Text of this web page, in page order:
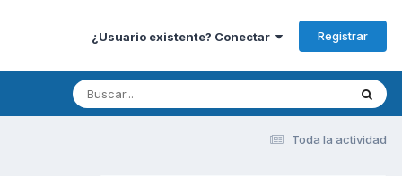
¿Usuario existente? Conectar Registrar
Toda la actividad